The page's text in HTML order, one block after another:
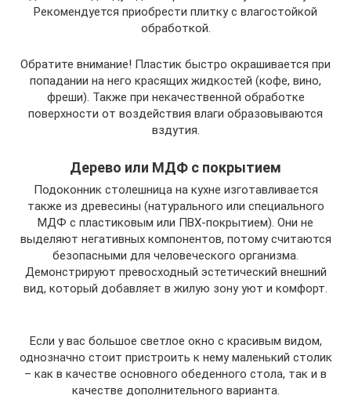
Рекомендуется приобрести плитку с влагостойкой
обработкой.
Обратите внимание! Пластик быстро окрашивается при
попадании на него красящих жидкостей (кофе, вино,
фреши). Также при некачественной обработке
поверхности от воздействия влаги образовываются
вздутия.
Дерево или МДФ с покрытием
Подоконник столешница на кухне изготавливается
также из древесины (натурального или специального
МДФ с пластиковым или ПВХ-покрытием). Они не
выделяют негативных компонентов, потому считаются
безопасными для человеческого организма.
Демонстрируют превосходный эстетический внешний
вид, который добавляет в жилую зону уют и комфорт.
Если у вас большое светлое окно с красивым видом,
однозначно стоит пристроить к нему маленький столик
– как в качестве основного обеденного стола, так и в
качестве дополнительного варианта.